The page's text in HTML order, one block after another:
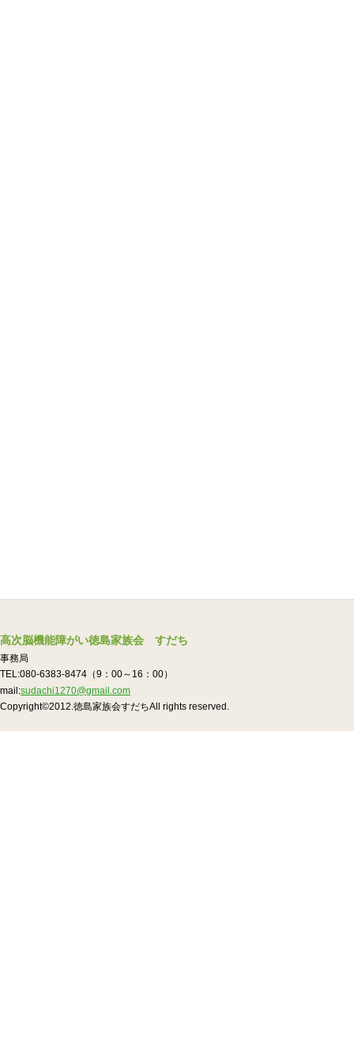
高次脳機能障がい徳島家族会 すだち
事務局
TEL:080-6383-8474（9：00～16：00）
mail:sudachi1270@gmail.com
Copyright©2012.徳島家族会すだちAll rights reserved.